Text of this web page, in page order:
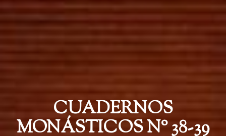
CUADERNOS
MONÁSTICOS Nº 38-39